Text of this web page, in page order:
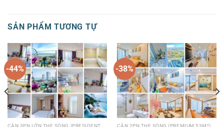
SẢN PHẨM TƯƠNG TỰ
-44% -38%